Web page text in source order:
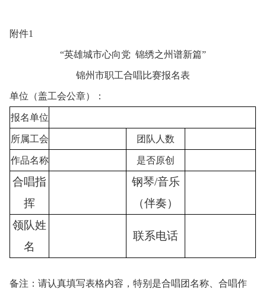
附件1
“英雄城市心向党 锦绣之州谱新篇”
锦州市职工合唱比赛报名表
单位（盖工会公章）：
报名单位
所属工会 团队人数
作品名称 是否原创
合唱指
挥
钢琴/音乐
（伴奏）
领队姓
名
联系电话
备注：请认真填写表格内容，特别是合唱团名称、合唱作